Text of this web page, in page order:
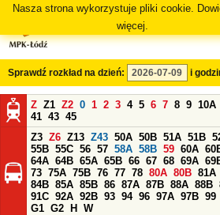
Nasza strona wykorzystuje pliki cookie.
więcej.
Sprawdź rozkład na dzień: i
Z Z1 Z2 0 1 2 3 4 5 6 7 8 9 10A
41 43 45
Z3 Z6 Z13 Z43 50A 50B 51A 51B
55B 55C 56 57 58A 58B 59 60A
64A 64B 65A 65B 66 67 68 69A
73 75A 75B 76 77 78 80A 80B 81A
84B 85A 85B 86 87A 87B 88A 88B
91C 92A 92B 93 94 96 97A 97B 99
G1 G2 H
W